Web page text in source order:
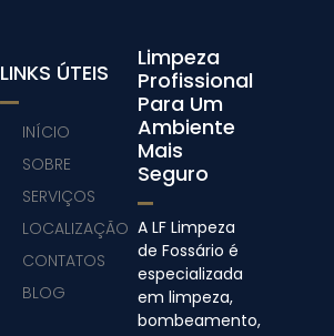
Limpeza
Profissional
Para Um
Ambiente
Mais
Seguro
A LF Limpeza
de Fossário é
especializada
em limpeza,
bombeamento,
LINKS ÚTEIS
INÍCIO
SOBRE
SERVIÇOS
LOCALIZAÇÃO
CONTATOS
BLOG